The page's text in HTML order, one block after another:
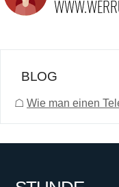
BLOG
☖ Wie man einen